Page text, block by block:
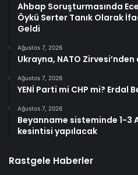
Ahbap Soruşturmasında
Öykü Serter Tanık Olarak
Geldi
Ağustos 7, 2026
Ukrayna, NATO
Ağustos 7, 2026
YENİ Parti mi CHP mi? Erdal
Ağustos 7, 2026
Beyanname sisteminde 1-3
kesintisi yapılacak
Rastgele Haberler